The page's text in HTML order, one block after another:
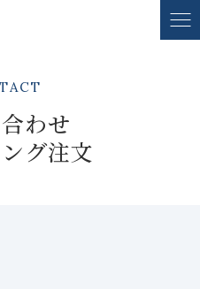
わせ
グ注文